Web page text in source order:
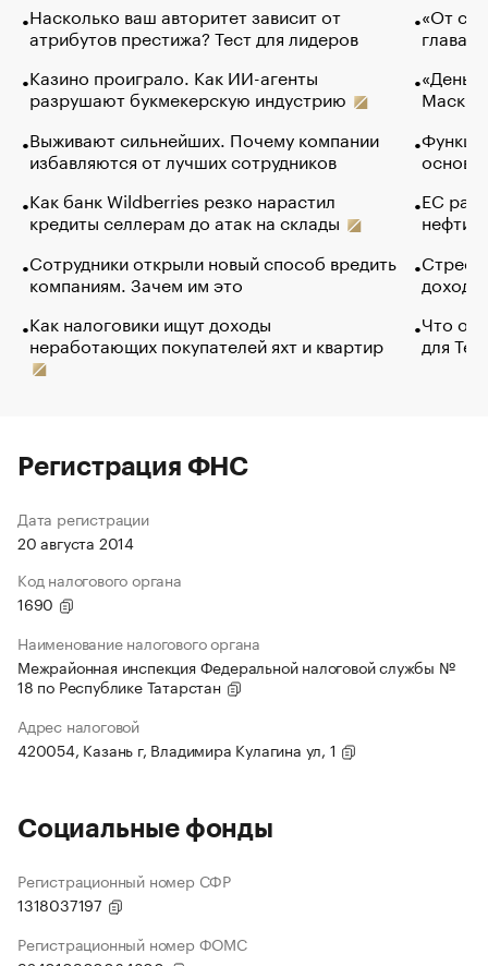
Насколько ваш авторитет зависит от
атрибутов престижа? Тест для лидеров
Казино проиграло. Как ИИ-агенты
разрушают букмекерскую индустрию
Выживают сильнейших. Почему компании
избавляются от лучших сотрудников
Как банк Wildberries резко нарастил
кредиты селлерам до атак на склады
Сотрудники открыли новый способ вредить
компаниям. Зачем им это
Как налоговики ищут доходы
неработающих покупателей яхт и квартир
«От
глава
Маск в
основ
ЕС
нефти
Что
для
Регистрация ФНС
Дата регистрации
20 августа 2014
Код налогового органа
1690
Наименование налогового органа
Межрайонная инспекция Федеральной налоговой службы №
18 по Республике Татарстан
Адрес налоговой
420054, Казань г, Владимира Кулагина ул, 1
Социальные фонды
Регистрационный номер СФР
1318037197
Регистрационный номер ФОМС